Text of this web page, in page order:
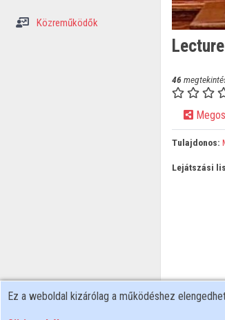
Közreműködők
46
Tulajdonos:
Lejátszási
Ez a weboldal kizárólag a működéshez